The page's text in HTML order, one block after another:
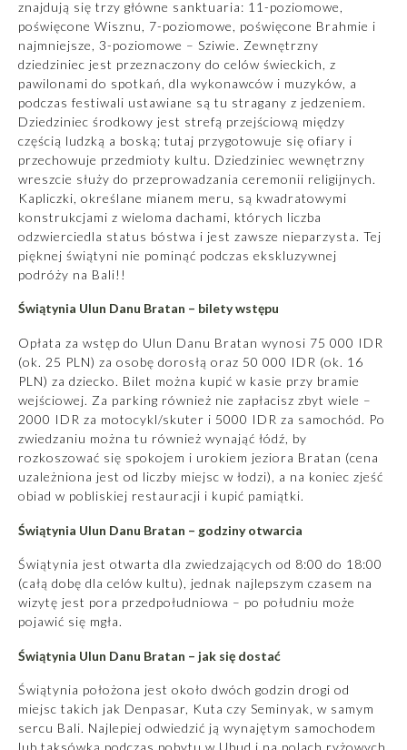
znajdują się trzy główne sanktuaria: 11-poziomowe,
poświęcone Wisznu, 7-poziomowe, poświęcone Brahmie i
najmniejsze, 3-poziomowe – Sziwie. Zewnętrzny
dziedziniec jest przeznaczony do celów świeckich, z
pawilonami do spotkań, dla wykonawców i muzyków, a
podczas festiwali ustawiane są tu stragany z jedzeniem.
Dziedziniec środkowy jest strefą przejściową między
częścią ludzką a boską; tutaj przygotowuje się ofiary i
przechowuje przedmioty kultu. Dziedziniec wewnętrzny
wreszcie służy do przeprowadzania ceremonii religijnych.
Kapliczki, określane mianem meru, są kwadratowymi
konstrukcjami z wieloma dachami, których liczba
odzwierciedla status bóstwa i jest zawsze nieparzysta. Tej
pięknej świątyni nie pominąć podczas ekskluzywnej
podróży na Bali! !
Świątynia Ulun Danu Bratan – bilety wstępu
Opłata za wstęp do Ulun Danu Bratan wynosi 75 000 IDR
(ok. 25 PLN) za osobę dorosłą oraz 50 000 IDR (ok. 16
PLN) za dziecko. Bilet można kupić w kasie przy bramie
wejściowej. Za parking również nie zapłacisz zbyt wiele –
2000 IDR za motocykl/skuter i 5000 IDR za samochód. Po
zwiedzaniu można tu również wynająć łódź, by
rozkoszować się spokojem i urokiem jeziora Bratan (cena
uzależniona jest od liczby miejsc w łodzi), a na koniec zjeść
obiad w pobliskiej restauracji i kupić pamiątki.
Świątynia Ulun Danu Bratan – godziny otwarcia
Świątynia jest otwarta dla zwiedzających od 8:00 do 18:00
(całą dobę dla celów kultu), jednak najlepszym czasem na
wizytę jest pora przedpołudniowa – po południu może
pojawić się mgła.
Świątynia Ulun Danu Bratan – jak się dostać
Świątynia położona jest około dwóch godzin drogi od
miejsc takich jak Denpasar, Kuta czy Seminyak, w samym
sercu Bali. Najlepiej odwiedzić ją wynajętym samochodem